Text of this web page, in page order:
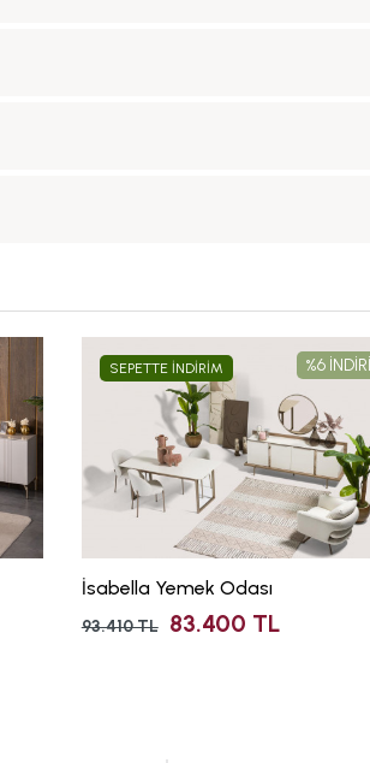
%6
SEPETTE İNDİRİM
İsabella Yemek Odası
93.410 TL 83.400 TL